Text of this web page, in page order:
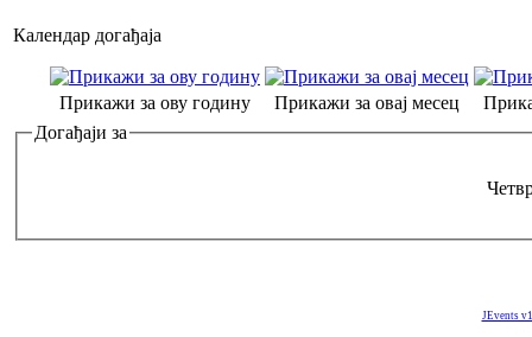
Календар догађаја
Прикажи за ову годину Прикажи за овај месец
Догађаји за
JEvents